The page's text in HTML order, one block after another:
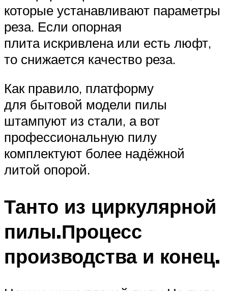
которые устанавливают параметры
реза. Если опорная
плита искривлена или есть люфт,
то снижается качество реза.
Как правило, платформу
для бытовой модели пилы
штампуют из стали, а вот
профессиональную пилу
комплектуют более надёжной
литой опорой.
Танто из циркулярной
пилы.Процесс
производства и конец.